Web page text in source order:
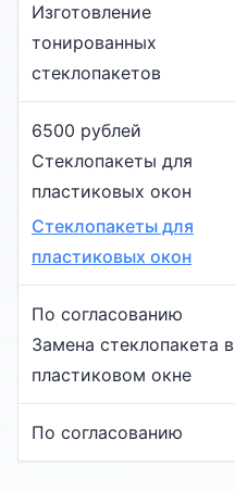
Изготовление
тонированных
стеклопакетов
6500 рублей
Стеклопакеты для
пластиковых окон
Стеклопакеты для
пластиковых окон
По согласованию
Замена стеклопакета в
пластиковом окне
По согласованию